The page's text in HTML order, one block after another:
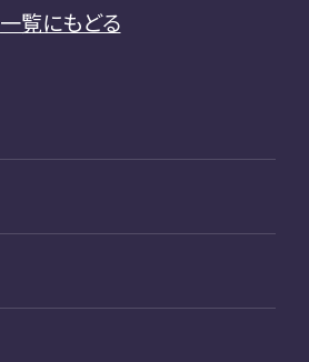
一覧にもどる